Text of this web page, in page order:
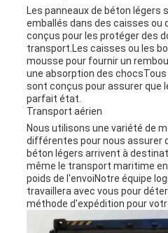
Les panneaux de béton légers
emballés dans des caisses ou
conçus pour les protéger des
transport.Les caisses ou les
mousse pour fournir un
une absorption des
sont conçus pour assurer que
parfait état.
Transport aérien
Nous utilisons une variété de
différentes pour nous assurer
béton légers arrivent à
même le transport maritime
poids de l'envoiNotre équipe
travaillera avec vous pour
méthode d'expédition pour